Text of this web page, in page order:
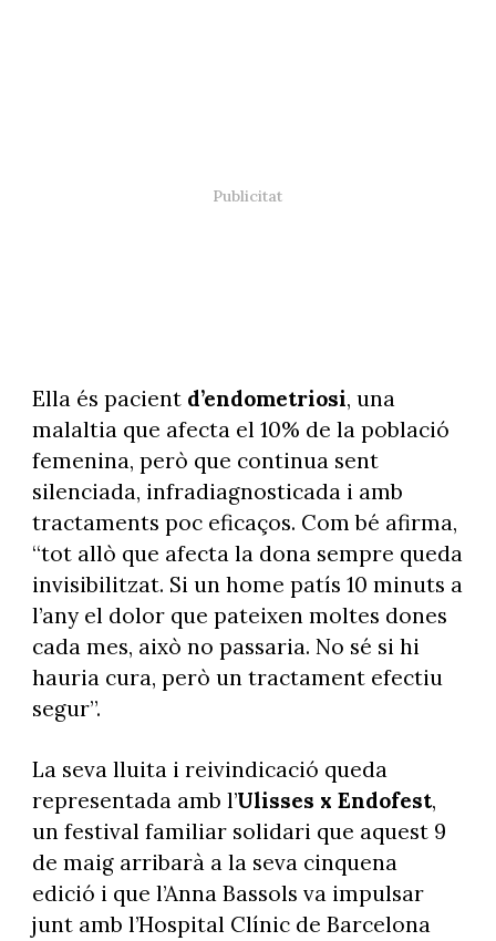
Ella és pacient d’endometriosi, una
malaltia que afecta el 10% de la població
femenina, però que continua sent
silenciada, infradiagnosticada i amb
tractaments poc eficaços. Com bé afirma,
“tot allò que afecta la dona sempre queda
invisibilitzat. Si un home patís 10 minuts a
l’any el dolor que pateixen moltes dones
cada mes, això no passaria. No sé si hi
hauria cura, però un tractament efectiu
segur”.
La seva lluita i reivindicació queda
representada amb l’Ulisses x Endofest,
un festival familiar solidari que aquest 9
de maig arribarà a la seva cinquena
edició i que l’Anna Bassols va impulsar
junt amb l’Hospital Clínic de Barcelona